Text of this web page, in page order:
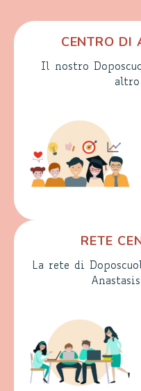
CENTRO DI
Il nostro
altro
RETE
La rete di